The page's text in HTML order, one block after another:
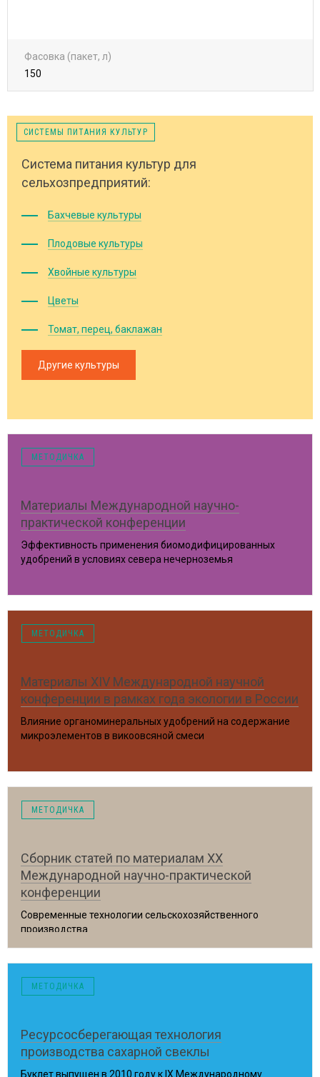
Фасовка (пакет, л)
150
СИСТЕМЫ ПИТАНИЯ КУЛЬТУР
Система питания культур для
сельхозпредприятий:
Бахчевые культуры
Плодовые культуры
Хвойные культуры
Цветы
Томат, перец, баклажан
Другие культуры
МЕТОДИЧКА
Материалы Международной научно-
практической конференции
Эффективность применения биомодифицированных
удобрений в условиях севера нечерноземья
МЕТОДИЧКА
Материалы XIV Международной научной
конференции в рамках года экологии в России
Влияние органоминеральных удобрений на содержание
микроэлементов в викоовсяной смеси
МЕТОДИЧКА
Сборник статей по материалам ХХ
Международной научно-практической
конференции
Современные технологии сельскохозяйственного
производства
МЕТОДИЧКА
Ресурсосберегающая технология
производства сахарной свеклы
Буклет выпущен в 2010 году к IX Международному